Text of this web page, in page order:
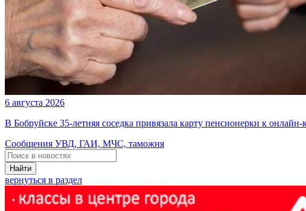
6 августа 2026
В Бобруйске 35-летняя соседка привязала карту пенсионерки к
Сообщения УВД, ГАИ, МЧС, таможня
Найти
вернуться в раздел